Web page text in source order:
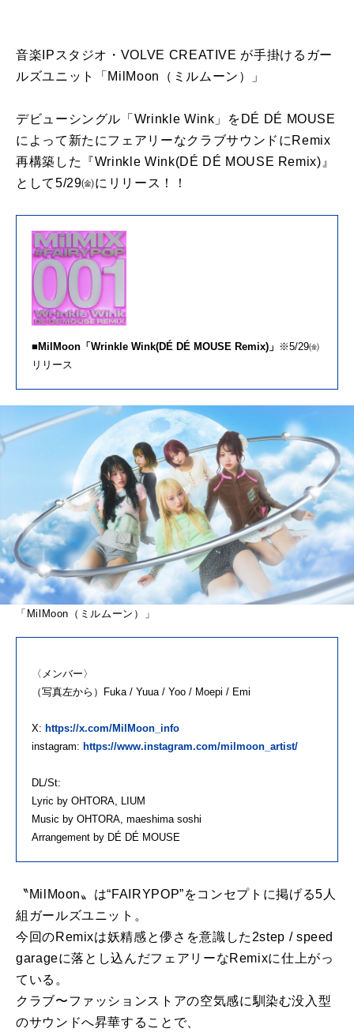
音楽IPスタジオ・VOLVE CREATIVE が手掛けるガー
ルズユニット「MilMoon（ミルムーン）」
デビューシングル「Wrinkle Wink」をDÉ DÉ MOUSE
によって新たにフェアリーなクラブサウンドにRemix
再構築した『Wrinkle Wink(DÉ DÉ MOUSE Remix)』
として5/29㈮にリリース！！
■MilMoon「Wrinkle Wink(DÉ DÉ MOUSE Remix)」 ※5/29㈮
リリース
「MilMoon（ミルムーン）」
〈メンバー〉
（写真左から）Fuka / Yuua / Yoo / Moepi / Emi
X: https://x.com/MilMoon_info
instagram: https://www.instagram.com/milmoon_artist/
DL/St:
Lyric by OHTORA, LIUM
Music by OHTORA, maeshima soshi
Arrangement by DÉ DÉ MOUSE
〝MilMoon〟は“FAIRYPOP”をコンセプトに掲げる5人
組ガールズユニット。
今回のRemixは妖精感と儚さを意識した2step / speed
garageに落とし込んだフェアリーなRemixに仕上がっ
ている。
クラブ〜ファッションストアの空気感に馴染む没入型
のサウンドへ昇華することで、